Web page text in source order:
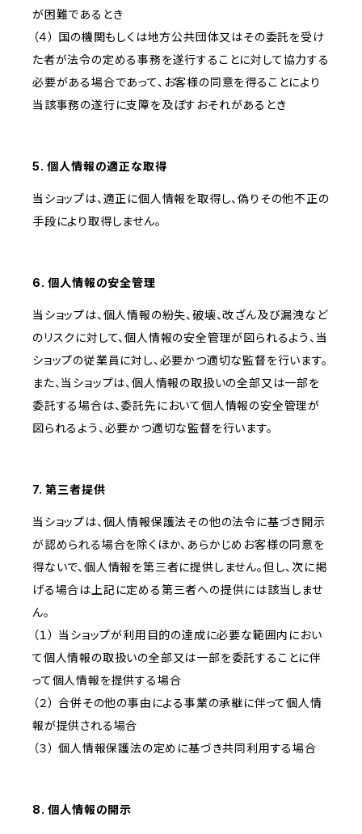
が困難であるとき
（４） 国の機関もしくは地方公共団体又はその委託を受け
た者が法令の定める事務を遂行することに対して協力する
必要がある場合であって、お客様の同意を得ることにより
当該事務の遂行に支障を及ぼすおそれがあるとき
5. 個人情報の適正な取得
当ショップは、適正に個人情報を取得し、偽りその他不正の
手段により取得しません。
6. 個人情報の安全管理
当ショップは、個人情報の紛失、破壊、改ざん及び漏洩など
のリスクに対して、個人情報の安全管理が図られるよう、当
ショップの従業員に対し、必要かつ適切な監督を行います。
また、当ショップは、個人情報の取扱いの全部又は一部を
委託する場合は、委託先において個人情報の安全管理が
図られるよう、必要かつ適切な監督を行います。
7. 第三者提供
当ショップは、個人情報保護法その他の法令に基づき開示
が認められる場合を除くほか、あらかじめお客様の同意を
得ないで、個人情報を第三者に提供しません。但し、次に掲
げる場合は上記に定める第三者への提供には該当しませ
ん。
（１） 当ショップが利用目的の達成に必要な範囲内におい
て個人情報の取扱いの全部又は一部を委託することに伴
って個人情報を提供する場合
（２） 合併その他の事由による事業の承継に伴って個人情
報が提供される場合
（３） 個人情報保護法の定めに基づき共同利用する場合
8. 個人情報の開示